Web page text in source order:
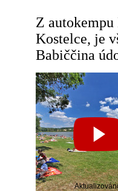
Z
Kostelce, je
Babiččina